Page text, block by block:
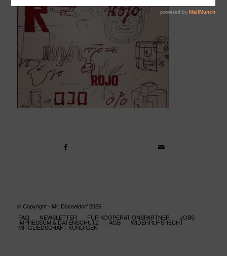
© Copyright - Mr. Düsseldorf 2026
FAQ
NEWSLETTER FÜR KOOPERATIONSPARTNER JOBS
IMPRESSUM & DATENSCHUTZ AGB WIDERRUFSRECHT
MITGLIEDSCHAFT KÜNDIGEN